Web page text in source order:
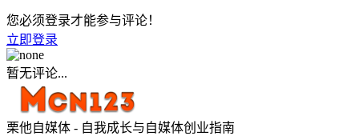
您必须登录才能参与评论！
立即登录
暂无评论...
栗他自媒体 - 自我成长与自媒体创业指南